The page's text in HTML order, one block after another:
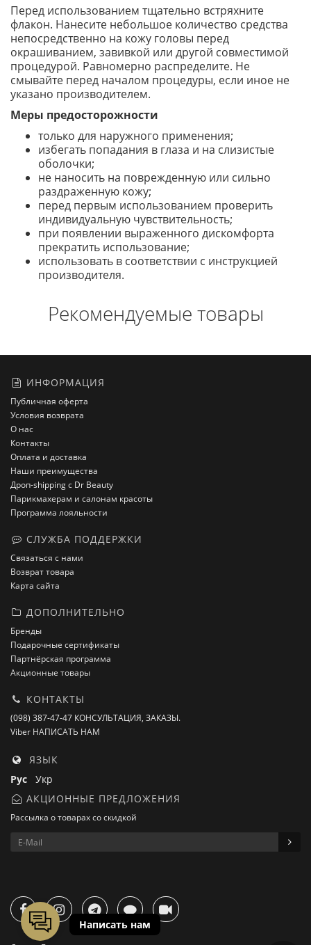
Перед использованием тщательно встряхните
флакон. Нанесите небольшое количество средства
непосредственно на кожу головы перед
окрашиванием, завивкой или другой совместимой
процедурой. Равномерно распределите. Не
смывайте перед началом процедуры, если иное не
указано производителем.
Меры предосторожности
только для наружного применения;
избегать попадания в глаза и на слизистые
оболочки;
не наносить на поврежденную или сильно
раздраженную кожу;
перед первым использованием проверить
индивидуальную чувствительность;
при появлении выраженного дискомфорта
прекратить использование;
использовать в соответствии с инструкцией
производителя.
Рекомендуемые товары
ИНФОРМАЦИЯ
Публичная оферта
Условия возврата
О нас
Контакты
Оплата и доставка
Наши преимущества
Дроп-shipping с Dr Beauty
Парикмахерам и салонам красоты
Программа лояльности
СЛУЖБА ПОДДЕРЖКИ
Связаться с нами
Возврат товара
Карта сайта
ДОПОЛНИТЕЛЬНО
Бренды
Подарочные сертификаты
Партнёрская программа
Акционные товары
КОНТАКТЫ
(098) 387-47-47 КОНСУЛЬТАЦИЯ, ЗАКАЗЫ.
Viber НАПИСАТЬ НАМ
ЯЗЫК
Рус Укр
АКЦИОННЫЕ ПРЕДЛОЖЕНИЯ
Рассылка о товарах со скидкой